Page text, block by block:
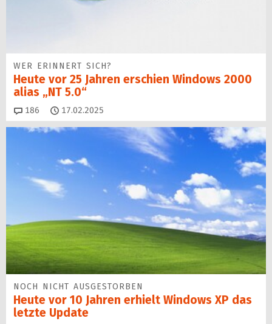
WER ERINNERT SICH?
Heute vor 25 Jahren erschien Windows 2000
alias „NT 5.0“
186 Kommentare
17.02.2025
NOCH NICHT AUSGESTORBEN
Heute vor 10 Jahren erhielt Windows XP das
letzte Update